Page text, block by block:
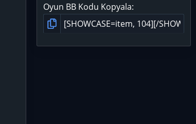
Oyun BB Kodu Kopyala